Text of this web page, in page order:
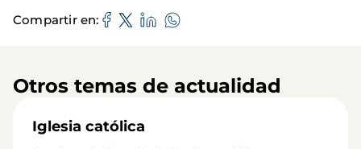
Compartir en
Otros temas de actualidad
Iglesia católica